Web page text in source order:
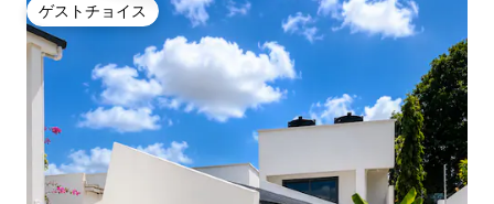
ゲストチョイス
ゲストチョイス